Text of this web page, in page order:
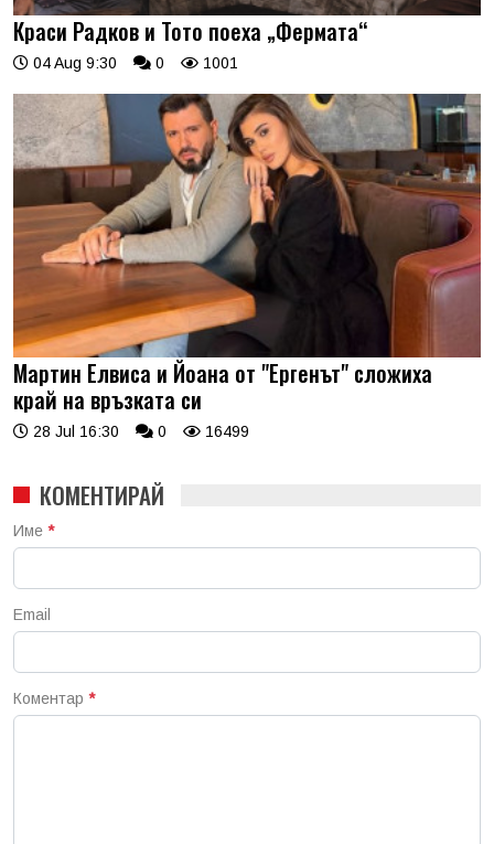
Краси Радков и Тото поеха „Фермата“
04 Aug 9:30 0 1001
Мартин Елвиса и Йоана от "Ергенът" сложиха
край на връзката си
28 Jul 16:30 0 16499
КОМЕНТИРАЙ
Име *
Email
Коментар *